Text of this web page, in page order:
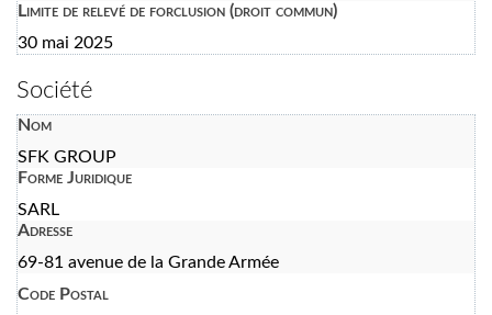
Limite de relevé de forclusion (droit commun)
30 mai 2025
Société
Nom
SFK GROUP
Forme Juridique
SARL
Adresse
69-81 avenue de la Grande Armée
Code Postal